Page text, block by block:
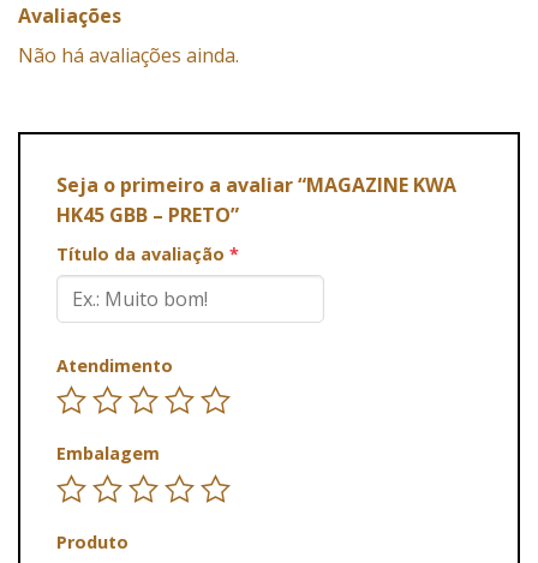
Avaliações
Não há avaliações ainda.
Seja o primeiro a avaliar “MAGAZINE KWA
HK45 GBB – PRETO”
Título da avaliação *
Atendimento
Embalagem
Produto